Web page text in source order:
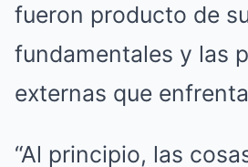
fueron producto de
fundamentales y las
externas que
“Al principio, las